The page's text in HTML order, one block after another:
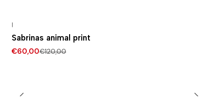
|
Sabrinas animal print
€60,00€120,00